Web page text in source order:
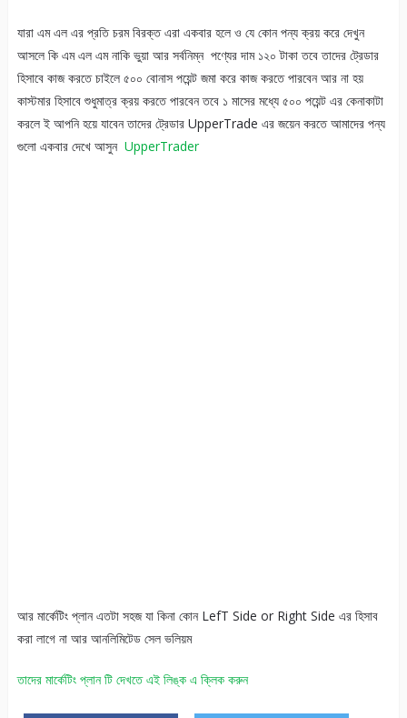
যারা এম এল এর প্রতি চরম বিরক্ত এরা একবার হলে ও যে কোন পন্য ক্রয় করে দেখুন
আসলে কি এম এল এম নাকি ভুয়া আর সর্বনিম্ন পণ্যের দাম ১২০ টাকা তবে তাদের ট্রেডার
হিসাবে কাজ করতে চাইলে ৫০০ বোনাস পয়েন্ট জমা করে কাজ করতে পারবেন আর না হয়
কাস্টমার হিসাবে শুধুমাত্র ক্রয় করতে পারবেন তবে ১ মাসের মধ্যে ৫০০ পয়েন্ট এর কেনাকাটা
করলে ই আপনি হয়ে যাবেন তাদের ট্রেডার UpperTrade এর জয়েন করতে আমাদের পন্য
গুলো একবার দেখে আসুন UpperTrader
আর মার্কেটিং প্লান এতটা সহজ যা কিনা কোন LefT Side or Right Side এর হিসাব
করা লাগে না আর আনলিমিটেড সেল ভলিয়ম
তাদের মার্কেটিং প্লান টি দেখতে এই লিঙ্ক এ ক্লিক করুন